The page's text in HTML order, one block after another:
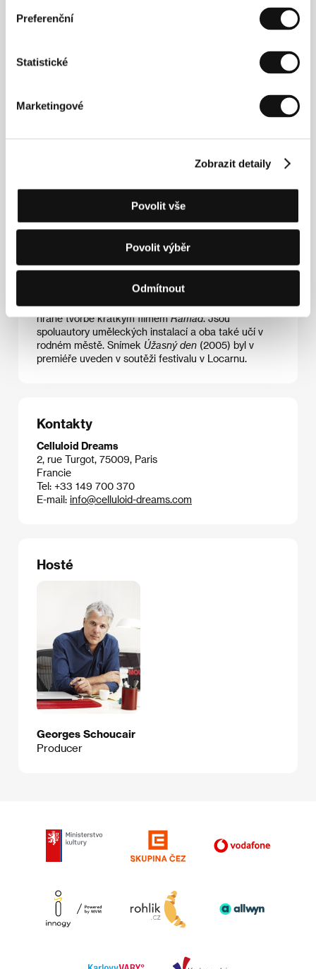
Preferenční
Statistické
Marketingové
Zobrazit detaily
Povolit vše
Povolit výběr
Odmítnout
Joana HádjithomasováaKhalil Joreige
roce 1969 v Bejrútu a jako výtvarní umělci a filmaři
napsali a natočili hraný debutAl bayt el zaher
později vytvořili středometrážní dokumentKhiama v
Oba snímky byly uvedeny na řadě festivalů a v
mnoha galeriích a muzeích. V roce 2003 se vrátili k
hrané tvorbě krátkým filmemRamad. Jsou
spoluautory uměleckých instalací a oba také učí v
rodném městě. Snímek Úžasný den (2005) byl v
premiéře uveden v soutěži festivalu v Locarnu.
Kontakty
Celluloid Dreams
2, rue Turgot, 75009, Paris
Francie
Tel: +33 149 700 370
E-mail: info@celluloid-dreams.com
Hosté
Georges Schoucair
Producer